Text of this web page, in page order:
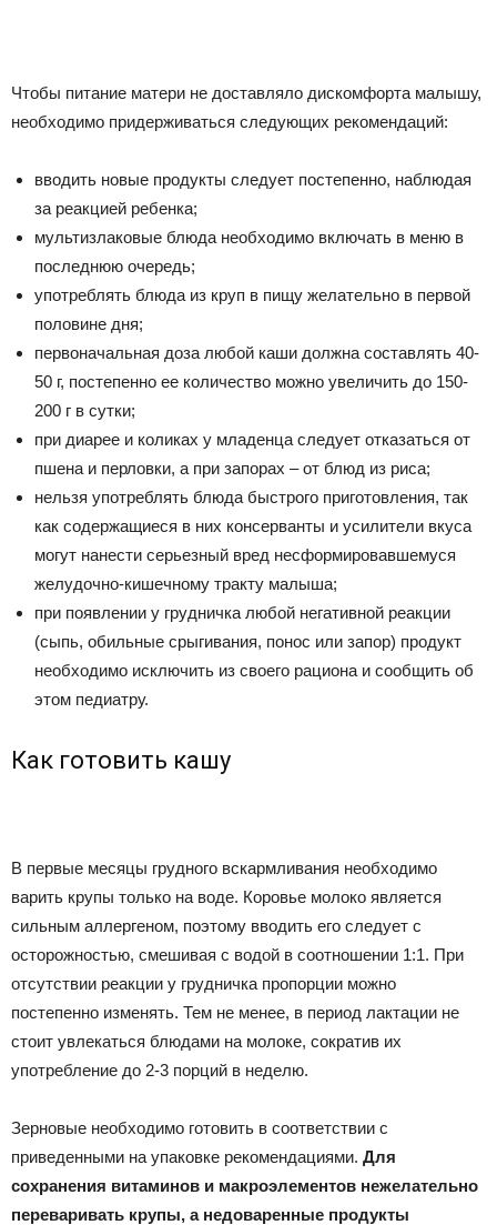
Чтобы питание матери не доставляло дискомфорта малышу,
необходимо придерживаться следующих рекомендаций:
вводить новые продукты следует постепенно, наблюдая
за реакцией ребенка;
мультизлаковые блюда необходимо включать в меню в
последнюю очередь;
употреблять блюда из круп в пищу желательно в первой
половине дня;
первоначальная доза любой каши должна составлять 40-
50 г, постепенно ее количество можно увеличить до 150-
200 г в сутки;
при диарее и коликах у младенца следует отказаться от
пшена и перловки, а при запорах – от блюд из риса;
нельзя употреблять блюда быстрого приготовления, так
как содержащиеся в них консерванты и усилители вкуса
могут нанести серьезный вред несформировавшемуся
желудочно-кишечному тракту малыша;
при появлении у грудничка любой негативной реакции
(сыпь, обильные срыгивания, понос или запор) продукт
необходимо исключить из своего рациона и сообщить об
этом педиатру.
Как готовить кашу
В первые месяцы грудного вскармливания необходимо
варить крупы только на воде. Коровье молоко является
сильным аллергеном, поэтому вводить его следует с
осторожностью, смешивая с водой в соотношении 1:1. При
отсутствии реакции у грудничка пропорции можно
постепенно изменять. Тем не менее, в период лактации не
стоит увлекаться блюдами на молоке, сократив их
употребление до 2-3 порций в неделю.
Зерновые необходимо готовить в соответствии с
приведенными на упаковке рекомендациями. Для
сохранения витаминов и макроэлементов нежелательно
переваривать крупы, а недоваренные продукты